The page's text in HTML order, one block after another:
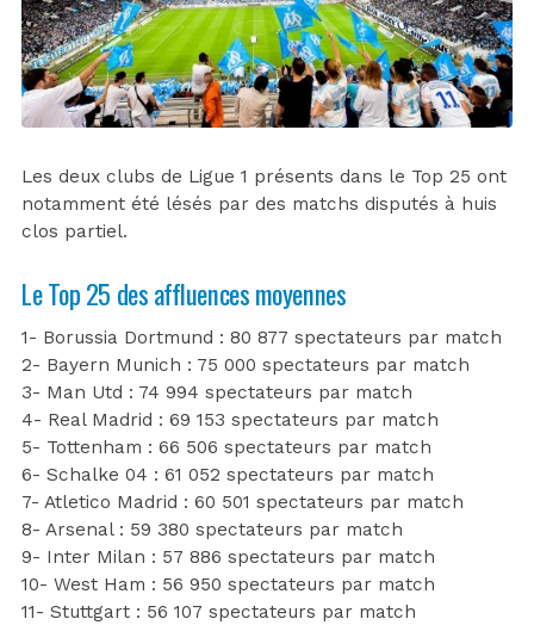
Les deux clubs de Ligue 1 présents dans le Top 25 ont
notamment été lésés par des matchs disputés à huis
clos partiel.
Le Top 25 des affluences moyennes
1- Borussia Dortmund : 80 877 spectateurs par match
2- Bayern Munich : 75 000 spectateurs par match
3- Man Utd : 74 994 spectateurs par match
4- Real Madrid : 69 153 spectateurs par match
5- Tottenham : 66 506 spectateurs par match
6- Schalke 04 : 61 052 spectateurs par match
7- Atletico Madrid : 60 501 spectateurs par match
8- Arsenal : 59 380 spectateurs par match
9- Inter Milan : 57 886 spectateurs par match
10- West Ham : 56 950 spectateurs par match
11- Stuttgart : 56 107 spectateurs par match